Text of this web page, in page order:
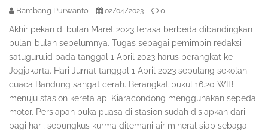
Bambang Purwanto 02/04/2023 0
Akhir pekan di bulan Maret 2023 terasa berbeda dibandingkan
bulan-bulan sebelumnya. Tugas sebagai pemimpin redaksi
satuguru.id pada tanggal 1 April 2023 harus berangkat ke
Jogjakarta. Hari Jumat tanggal 1 April 2023 sepulang sekolah
cuaca Bandung sangat cerah. Berangkat pukul 16.20 WIB
menuju stasion kereta api Kiaracondong menggunakan sepeda
motor. Persiapan buka puasa di stasion sudah disiapkan dari
pagi hari, sebungkus kurma ditemani air mineral siap sebagai